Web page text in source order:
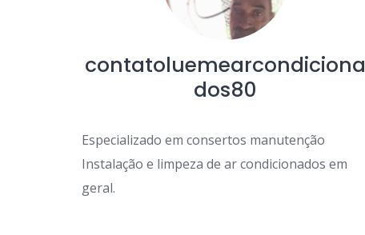
contatoluemearcondiciona
dos80
Especializado em consertos manutenção
Instalação e limpeza de ar condicionados em
geral.